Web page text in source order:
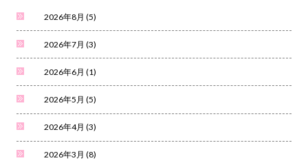
2026年8月 (5)
2026年7月 (3)
2026年6月 (1)
2026年5月 (5)
2026年4月 (3)
2026年3月 (8)